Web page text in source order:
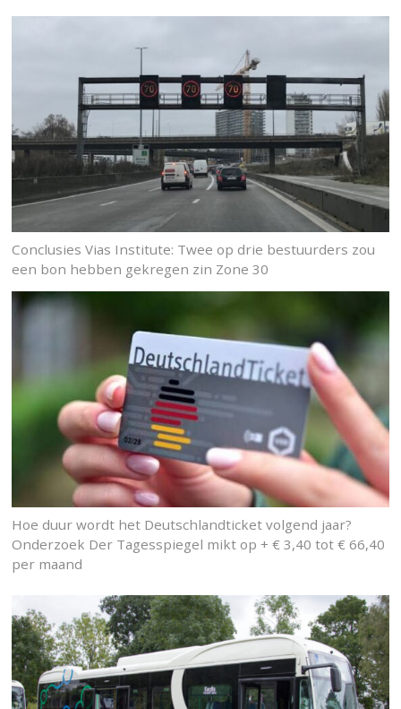
Conclusies Vias Institute: Twee op drie bestuurders zou
een bon hebben gekregen zin Zone 30
Hoe duur wordt het Deutschlandticket volgend jaar?
Onderzoek Der Tagesspiegel mikt op + € 3,40 tot € 66,40
per maand